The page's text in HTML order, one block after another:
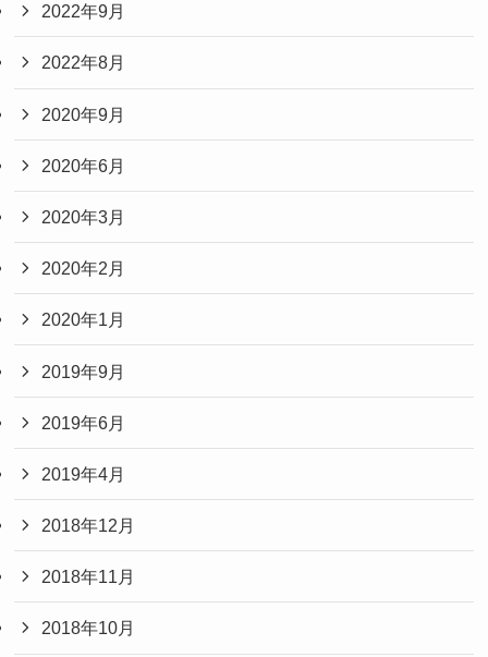
2022年9月
2022年8月
2020年9月
2020年6月
2020年3月
2020年2月
2020年1月
2019年9月
2019年6月
2019年4月
2018年12月
2018年11月
2018年10月